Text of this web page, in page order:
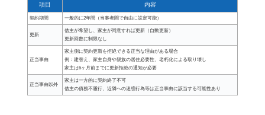
項目 内容
契約期間 一般的に2年間（当事者間で自由に設定可能）
更新
借主が希望し、家主が同意すれば更新（自動更新）
更新回数に制限なし
正当事由
家主側に契約更新を拒絶できる正当な理由がある場合
例：建替え、家主自身や親族の居住必要性、老朽化による取り壊し
家主は6ヶ月前までに更新拒絶の通知が必要
正当事由以外
家主は一方的に契約終了不可
借主の債務不履行、近隣への迷惑行為等は正当事由に該当する可能性あり